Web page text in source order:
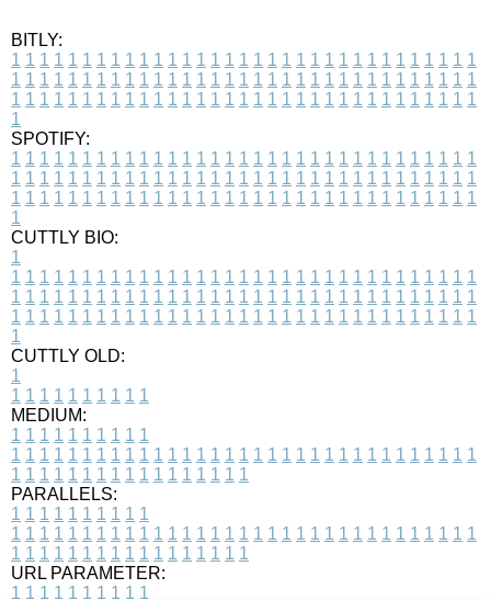
BITLY:
1 1 1 1 1 1 1 1 1 1 1 1 1 1 1 1 1 1 1 1 1 1 1 1 1 1 1 1 1 1 1 1 1
1 1 1 1 1 1 1 1 1 1 1 1 1 1 1 1 1 1 1 1 1 1 1 1 1 1 1 1 1 1 1 1 1
1 1 1 1 1 1 1 1 1 1 1 1 1 1 1 1 1 1 1 1 1 1 1 1 1 1 1 1 1 1 1 1 1
1
SPOTIFY:
1 1 1 1 1 1 1 1 1 1 1 1 1 1 1 1 1 1 1 1 1 1 1 1 1 1 1 1 1 1 1 1 1
1 1 1 1 1 1 1 1 1 1 1 1 1 1 1 1 1 1 1 1 1 1 1 1 1 1 1 1 1 1 1 1 1
1 1 1 1 1 1 1 1 1 1 1 1 1 1 1 1 1 1 1 1 1 1 1 1 1 1 1 1 1 1 1 1 1
1
CUTTLY BIO:
1
1 1 1 1 1 1 1 1 1 1 1 1 1 1 1 1 1 1 1 1 1 1 1 1 1 1 1 1 1 1 1 1 1
1 1 1 1 1 1 1 1 1 1 1 1 1 1 1 1 1 1 1 1 1 1 1 1 1 1 1 1 1 1 1 1 1
1 1 1 1 1 1 1 1 1 1 1 1 1 1 1 1 1 1 1 1 1 1 1 1 1 1 1 1 1 1 1 1 1
1
CUTTLY OLD:
1
1 1 1 1 1 1 1 1 1 1
MEDIUM:
1 1 1 1 1 1 1 1 1 1
1 1 1 1 1 1 1 1 1 1 1 1 1 1 1 1 1 1 1 1 1 1 1 1 1 1 1 1 1 1 1 1 1
1 1 1 1 1 1 1 1 1 1 1 1 1 1 1 1 1
PARALLELS:
1 1 1 1 1 1 1 1 1 1
1 1 1 1 1 1 1 1 1 1 1 1 1 1 1 1 1 1 1 1 1 1 1 1 1 1 1 1 1 1 1 1 1
1 1 1 1 1 1 1 1 1 1 1 1 1 1 1 1 1
URL PARAMETER:
1 1 1 1 1 1 1 1 1 1